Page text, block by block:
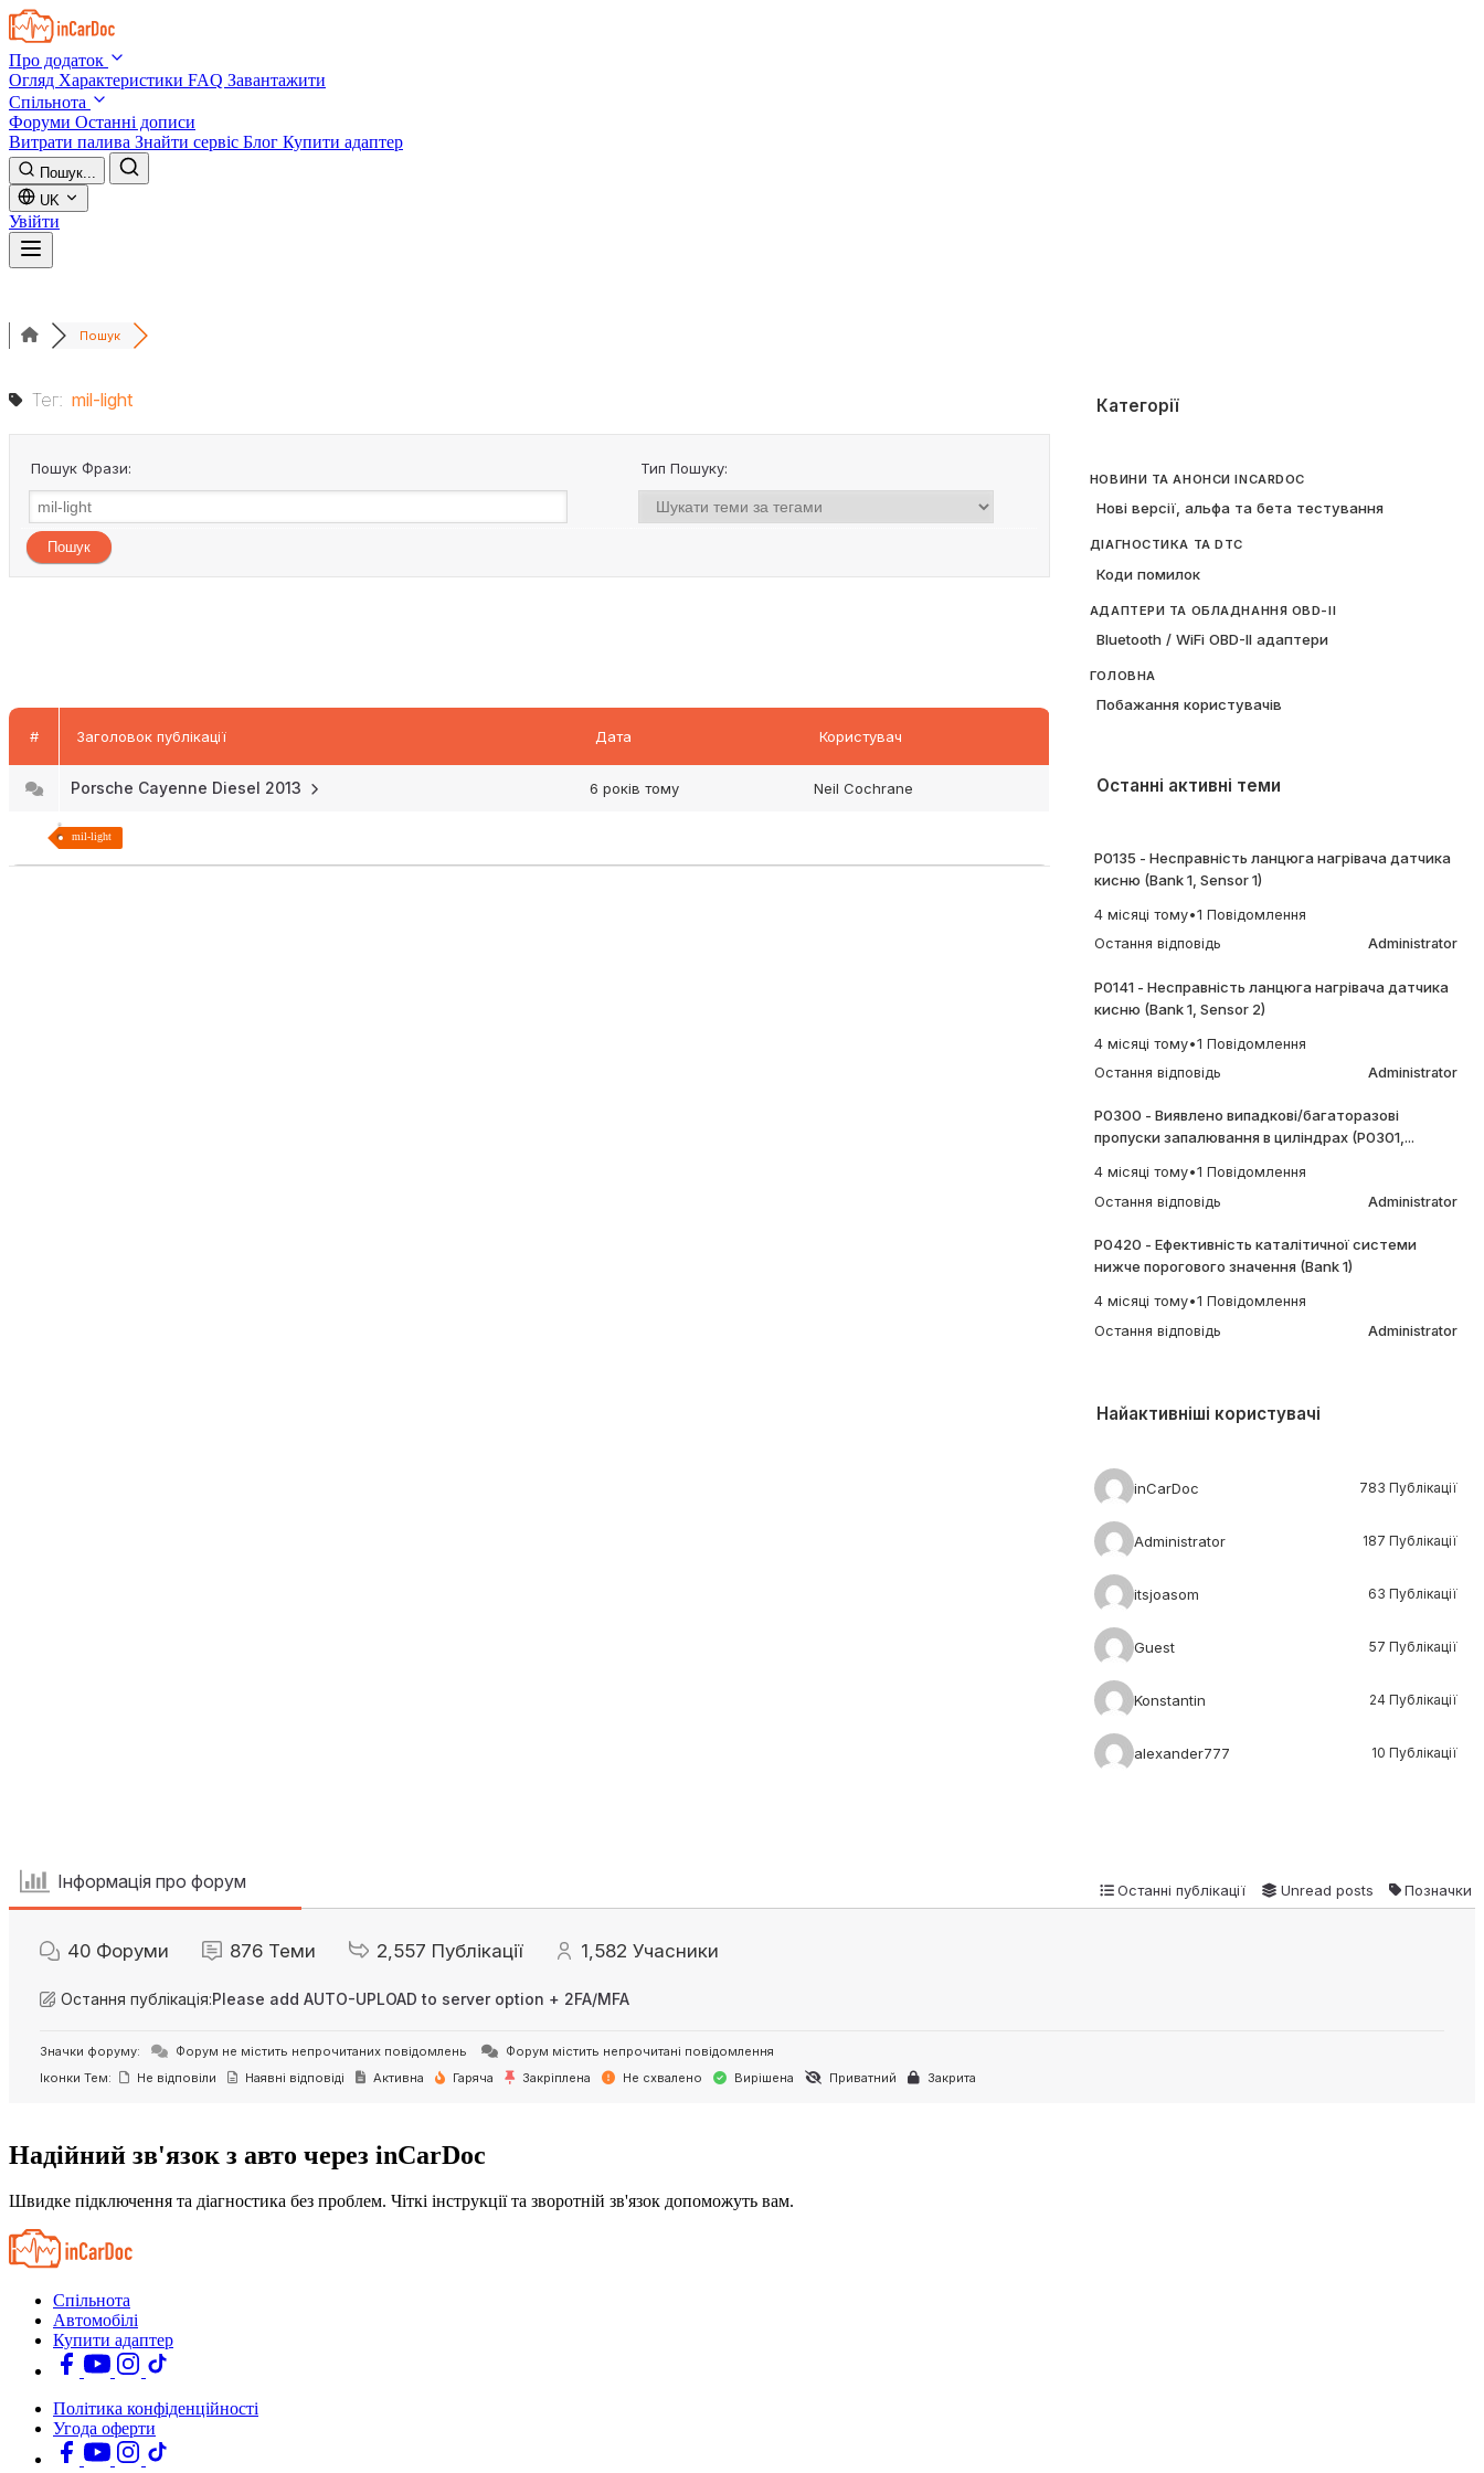
Skip to main content
Про додаток
Огляд Характеристики FAQ Завантажити
Спільнота
Форуми Останні дописи
Витрати палива Знайти сервіс Блог Купити адаптер
Пошук...
UK
Увійти
Пошук
Тег: mil-light
Пошук Фрази: Тип Пошуку:
# Заголовок публікації Дата Користувач
Porsche Cayenne Diesel 2013 6 років тому Neil Cochrane
mil-light
Категорії
НОВИНИ ТА АНОНСИ INCARDOC
Нові версії, альфа та бета тестування
ДІАГНОСТИКА ТА DTC
Коди помилок
АДАПТЕРИ ТА ОБЛАДНАННЯ OBD-II
Bluetooth / WiFi OBD-II адаптери
ГОЛОВНА
Побажання користувачів
Останні активні теми
P0135 - Несправність ланцюга нагрівача датчика
кисню (Bank 1, Sensor 1)
4 місяці тому•1 Повідомлення
Остання відповідь
Administrator
P0141 - Несправність ланцюга нагрівача датчика
кисню (Bank 1, Sensor 2)
4 місяці тому•1 Повідомлення
Остання відповідь
Administrator
P0300 - Виявлено випадкові/багаторазові
пропуски запалювання в циліндрах (P0301,...
4 місяці тому•1 Повідомлення
Остання відповідь
Administrator
P0420 - Ефективність каталітичної системи
нижче порогового значення (Bank 1)
4 місяці тому•1 Повідомлення
Остання відповідь
Administrator
Найактивніші користувачі
inCarDoc 783 Публікації
Administrator 187 Публікації
itsjoasom 63 Публікації
Guest 57 Публікації
Konstantin 24 Публікації
alexander777 10 Публікації
Інформація про форум Останні публікації Unread posts Позначки
40 Форуми 876 Теми 2,557 Публікації 1,582 Учасники
Остання публікація:Please add AUTO-UPLOAD to server option + 2FA/MFA
Значки форуму: Форум не містить непрочитаних повідомлень
Форум містить непрочитані повідомлення
Іконки Тем:
Не відповіли Наявні відповіді Активна Гаряча Закріплена Не схвалено Вирішена Приватний Закрита
Надійний зв'язок з авто через inCarDoc
Швидке підключення та діагностика без проблем. Чіткі інструкції та зворотній зв'язок допоможуть вам.
Спільнота
Автомобілі
Купити адаптер
Політика конфіденційності
Угода оферти